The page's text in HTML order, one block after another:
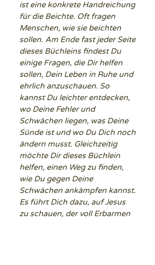
ist eine konkrete Handreichung
für die Beichte. Oft fragen
Menschen, wie sie beichten
sollen. Am Ende fast jeder Seite
dieses Büchleins findest Du
einige Fragen, die Dir helfen
sollen, Dein Leben in Ruhe und
ehrlich anzuschauen. So
kannst Du leichter entdecken,
wo Deine Fehler und
Schwächen liegen, was Deine
Sünde ist und wo Du Dich noch
ändern musst. Gleichzeitig
möchte Dir dieses Büchlein
helfen, einen Weg zu finden,
wie Du gegen Deine
Schwächen ankämpfen kannst.
Es führt Dich dazu, auf Jesus
zu schauen, der voll Erbarmen